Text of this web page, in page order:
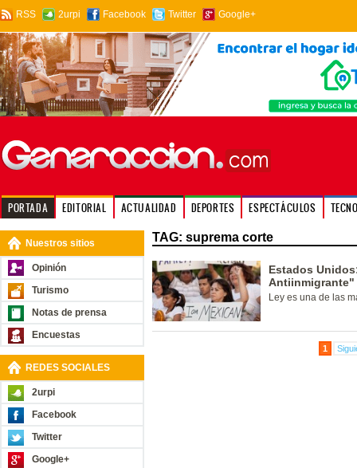
RSS 2urpi Facebook Twitter Google+
PORTADA EDITORIAL ACTUALIDAD DEPORTES ESPECTÁCULOS
Nuestros sitios
Opinión
Turismo
Notas de prensa
Encuestas
REDES SOCIALES
2urpi
Facebook
Twitter
Google+
TAG: suprema corte
Estados
Antiinmigrante"
Ley es una de las
1